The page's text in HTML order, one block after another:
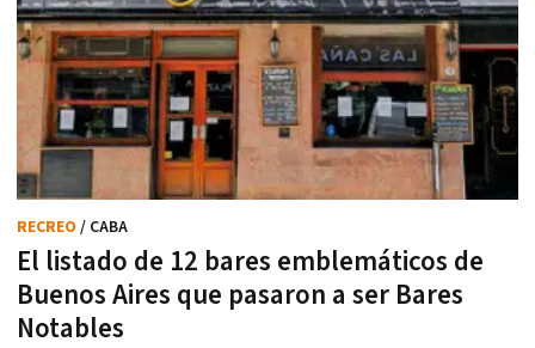
El listado de 12 bares emblemáticos de
Buenos Aires que pasaron a ser Bares
Notables
RECREO / CABA